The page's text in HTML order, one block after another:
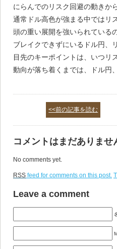
にらんでのリスク回避の動きか
通常ドル高色が強まる中ではリ
頭の重い展開を強いられている
ブレイクできずにいるドル円、
目先のキーポイントは、いつリ
動向が落ち着くまでは、ドル円
<<前の記事を読む
コメントはまだありませ
No comments yet.
RSS feed for comments on this post.
Leave a comment